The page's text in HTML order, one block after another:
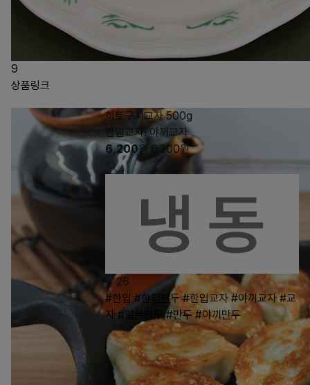
9
상품링크
히토구치교자 500g
한입교자! 야끼교자
6,200원 6,200원
26
#한입 #한입만두 #한입교자 #야끼교자 #교
자 #일본만두 #만두 #야끼만두